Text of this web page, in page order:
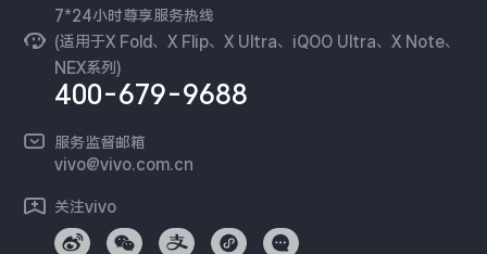
安全公告
服务隐私政策
Log还原LUTs下载
vivo 办公套件
无线电发射设备销售备案
可持续发展
vivo 蔡司影像
开发者社区
7*24小时尊享服务热线
(适用于X Fold、X Flip、X Ultra、iQOO Ultra、X Note、
NEX系列)
400-679-9688
服务监督邮箱
vivo@vivo.com.cn
关注vivo